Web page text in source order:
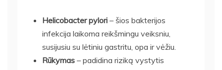
Helicobacter pylori – šios bakterijos
infekcija laikoma reikšmingu veiksniu,
susijusiu su lėtiniu gastritu, opa ir vėžiu.
Rūkymas – padidina riziką vystytis